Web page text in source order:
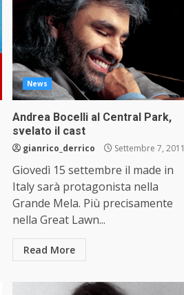
News
Andrea Bocelli al Central Park,
svelato il cast
gianrico_derrico Settembre 7, 2011
Giovedì 15 settembre il made in
Italy sarà protagonista nella
Grande Mela. Più precisamente
nella Great Lawn...
Read More